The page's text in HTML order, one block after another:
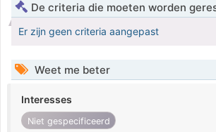
De criteria die moeten worden
Er zijn geen criteria aangepast
Weet me beter
Interesses
Niet gespecificeerd